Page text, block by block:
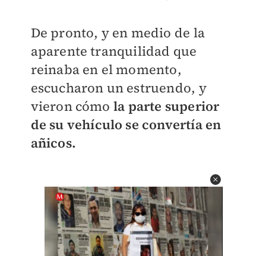
De pronto, y en medio de la
aparente tranquilidad que
reinaba en el momento,
escucharon un estruendo, y
vieron cómo la parte superior
de su vehículo se convertía en
añicos.